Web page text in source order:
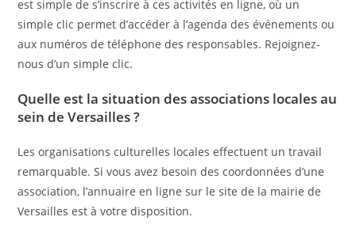
est simple de s’inscrire à ces activités en ligne, où un
simple clic permet d’accéder à l’agenda des événements ou
aux numéros de téléphone des responsables. Rejoignez-
nous d’un simple clic.
Quelle est la situation des associations locales au
sein de Versailles ?
Les organisations culturelles locales effectuent un travail
remarquable. Si vous avez besoin des coordonnées d’une
association, l’annuaire en ligne sur le site de la mairie de
Versailles est à votre disposition.